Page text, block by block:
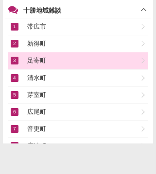
十勝地域雑談
帯広市
新得町
足寄町
清水町
芽室町
広尾町
音更町
鹿追町